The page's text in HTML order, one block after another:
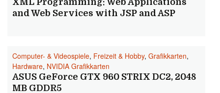
and Web Services with JSP and ASP
Computer- & Videospiele, Freizeit & Hobby, Grafikkarten,
Hardware, NVIDIA Grafikkarten
ASUS GeForce GTX 960 STRIX DC2, 2048
MB GDDR5